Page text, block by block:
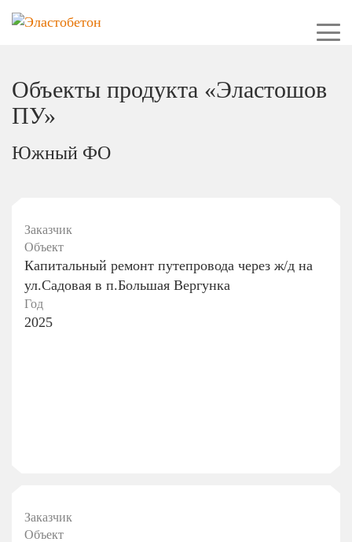
Объекты продукта «Эластошов
ПУ»
Южный ФО
Заказчик
Объект
Капитальный ремонт путепровода через ж/д на
ул.Садовая в п.Большая Вергунка
Год
2025
Заказчик
Объект